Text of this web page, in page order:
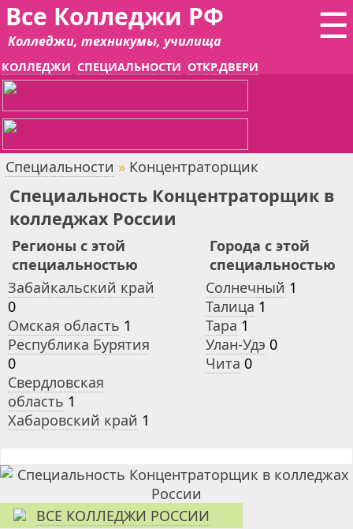
☰
Все Колледжи РФ
Колледжи, техникумы, училища
КОЛЛЕДЖИ СПЕЦИАЛЬНОСТИ ОТКР.ДВЕРИ
Специальности » Концентраторщик
Специальность Концентраторщик в
колледжах России
Регионы с этой
специальностью
Забайкальский край
0
Омская область 1
Республика Бурятия
0
Свердловская
область 1
Хабаровский край 1
Города с этой
специальностью
Солнечный 1
Талица 1
Тара 1
Улан-Удэ 0
Чита 0
ВСЕ КОЛЛЕДЖИ РОССИИ